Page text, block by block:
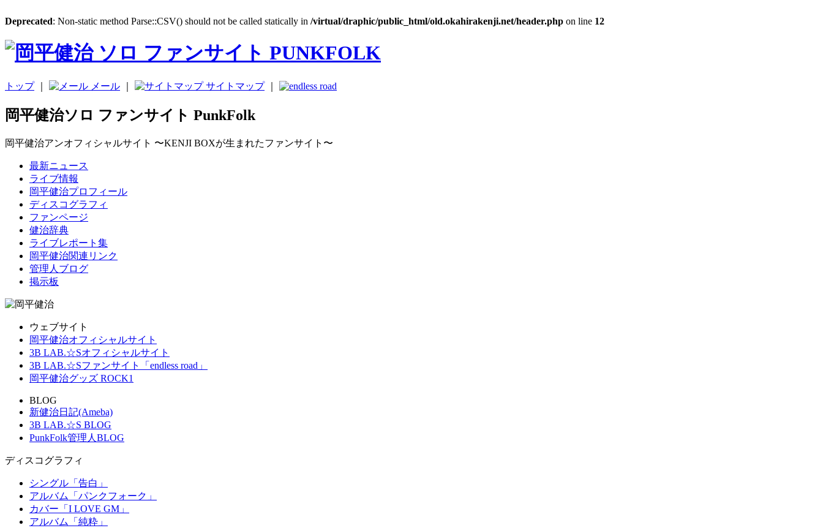
Deprecated: Non-static method Parse::CSV() should not be called statically in /virtual/draphic/public_html/old.okahirakenji.net/header.php on line 12
トップ｜ メール サイトマップ｜
岡平健治ソロ ファンサイト PunkFolk
岡平健治アンオフィシャルサイト 〜KENJI BOXが生まれたファンサイト〜
最新ニュース
ライブ情報
岡平健治プロフィール
ディスコグラフィ
ファンページ
健治辞典
ライブレポート集
岡平健治関連リンク
管理人ブログ
掲示板
ウェブサイト
岡平健治オフィシャルサイト
3B LAB.☆Sオフィシャルサイト
3B LAB.☆Sファンサイト「endless road」
岡平健治グッズ ROCK1
BLOG
新健治日記(Ameba)
3B LAB.☆S BLOG
PunkFolk管理人BLOG
ディスコグラフィ
シングル「告白」
アルバム「パンクフォーク」
カバー「I LOVE GM」
アルバム「純粋」